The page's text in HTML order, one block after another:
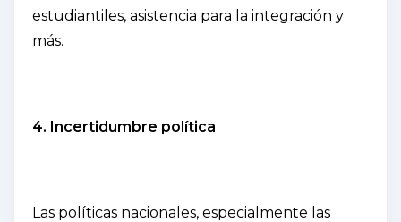
estudiantiles, asistencia para la integración y
más.
4. Incertidumbre política
Las políticas nacionales, especialmente las